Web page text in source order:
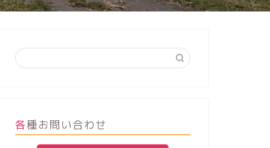
各種お問い合わせ